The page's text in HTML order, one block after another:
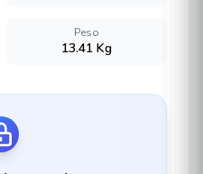
Peso
13.41 Kg